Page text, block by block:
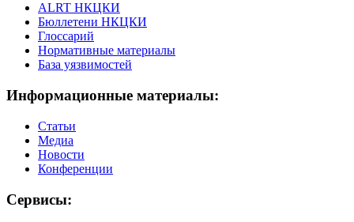
ALRT НКЦКИ
Бюллетени НКЦКИ
Глоссарий
Нормативные материалы
База уязвимостей
Информационные материалы:
Статьи
Медиа
Новости
Конференции
Сервисы: